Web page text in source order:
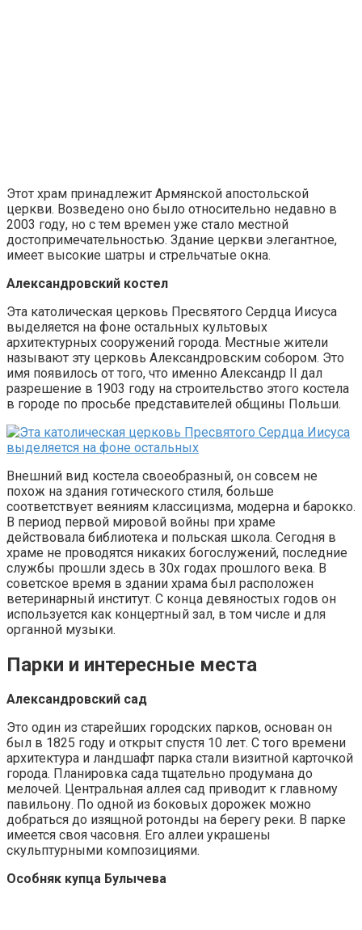
Этот храм принадлежит Армянской апостольской
церкви. Возведено оно было относительно недавно в
2003 году, но с тем времен уже стало местной
достопримечательностью. Здание церкви элегантное,
имеет высокие шатры и стрельчатые окна.
Александровский костел
Эта католическая церковь Пресвятого Сердца Иисуса
выделяется на фоне остальных культовых
архитектурных сооружений города. Местные жители
называют эту церковь Александровским собором. Это
имя появилось от того, что именно Александр II дал
разрешение в 1903 году на строительство этого костела
в городе по просьбе представителей общины Польши.
Внешний вид костела своеобразный, он совсем не
похож на здания готического стиля, больше
соответствует веяниям классицизма, модерна и барокко.
В период первой мировой войны при храме
действовала библиотека и польская школа. Сегодня в
храме не проводятся никаких богослужений, последние
службы прошли здесь в 30х годах прошлого века. В
советское время в здании храма был расположен
ветеринарный институт. С конца девяностых годов он
используется как концертный зал, в том числе и для
органной музыки.
Парки и интересные места
Александровский сад
Это один из старейших городских парков, основан он
был в 1825 году и открыт спустя 10 лет. С того времени
архитектура и ландшафт парка стали визитной карточкой
города. Планировка сада тщательно продумана до
мелочей. Центральная аллея сад приводит к главному
павильону. По одной из боковых дорожек можно
добраться до изящной ротонды на берегу реки. В парке
имеется своя часовня. Его аллеи украшены
скульптурными композициями.
Особняк купца Булычева